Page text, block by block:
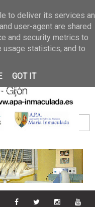
DE FOTOS
GALERIA
20 may
28 abr
25 Y
to deliver its services
user-agent are shared
and security metrics to
usage statistics, and to
GOT IT